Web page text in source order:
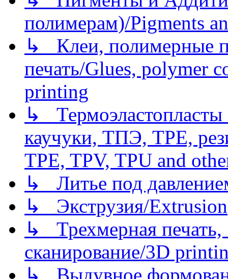
полимерам)/Pigments
↳ Клеи, полимерные
печать/Glues, polymer
printing
↳
каучуки, ТПЭ, TPE,
TPE, TPV, TPU and
↳ Литье под
↳ Экструзия/Extrusion
↳ Трехмерная
сканирование/3D